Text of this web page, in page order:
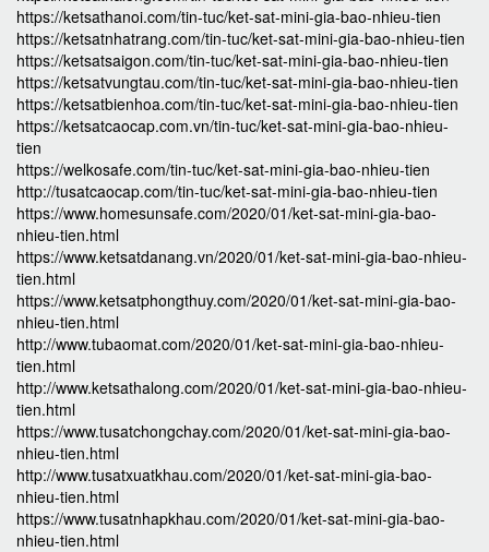
https://ketsathanoi.com/tin-tuc/ket-sat-mini-gia-bao-nhieu-tien
https://ketsatnhatrang.com/tin-tuc/ket-sat-mini-gia-bao-nhieu-tien
https://ketsatsaigon.com/tin-tuc/ket-sat-mini-gia-bao-nhieu-tien
https://ketsatvungtau.com/tin-tuc/ket-sat-mini-gia-bao-nhieu-tien
https://ketsatbienhoa.com/tin-tuc/ket-sat-mini-gia-bao-nhieu-tien
https://ketsatcaocap.com.vn/tin-tuc/ket-sat-mini-gia-bao-nhieu-
tien
https://welkosafe.com/tin-tuc/ket-sat-mini-gia-bao-nhieu-tien
http://tusatcaocap.com/tin-tuc/ket-sat-mini-gia-bao-nhieu-tien
https://www.homesunsafe.com/2020/01/ket-sat-mini-gia-bao-
nhieu-tien.html
https://www.ketsatdanang.vn/2020/01/ket-sat-mini-gia-bao-nhieu-
tien.html
https://www.ketsatphongthuy.com/2020/01/ket-sat-mini-gia-bao-
nhieu-tien.html
http://www.tubaomat.com/2020/01/ket-sat-mini-gia-bao-nhieu-
tien.html
http://www.ketsathalong.com/2020/01/ket-sat-mini-gia-bao-nhieu-
tien.html
https://www.tusatchongchay.com/2020/01/ket-sat-mini-gia-bao-
nhieu-tien.html
http://www.tusatxuatkhau.com/2020/01/ket-sat-mini-gia-bao-
nhieu-tien.html
https://www.tusatnhapkhau.com/2020/01/ket-sat-mini-gia-bao-
nhieu-tien.html